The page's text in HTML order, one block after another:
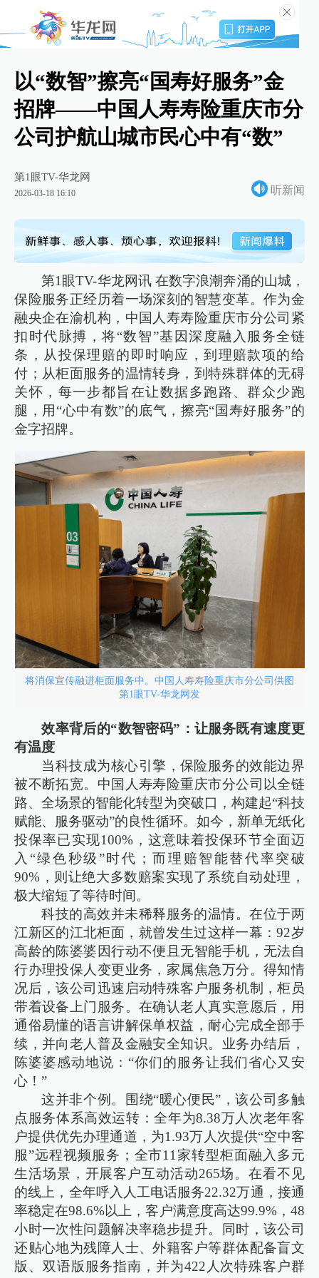
以“数智”擦亮“国寿好服务”金
招牌——中国人寿寿险重庆市分
公司护航山城市民心中有“数”
第1眼TV-华龙网
2026-03-18 16:10 听新闻
第1眼TV-华龙网讯 在数字浪潮奔涌的山城，
保险服务正经历着一场深刻的智慧变革。作为金
融央企在渝机构，中国人寿寿险重庆市分公司紧
扣时代脉搏，将“数智”基因深度融入服务全链
条，从投保理赔的即时响应，到理赔款项的给
付；从柜面服务的温情转身，到特殊群体的无碍
关怀，每一步都旨在让数据多跑路、群众少跑
腿，用“心中有数”的底气，擦亮“国寿好服务”的
金字招牌。
将消保宣传融进柜面服务中。中国人寿寿险重庆市分公司供图
第1眼TV-华龙网发
效率背后的“数智密码”：让服务既有速度更
有温度
当科技成为核心引擎，保险服务的效能边界
被不断拓宽。中国人寿寿险重庆市分公司以全链
路、全场景的智能化转型为突破口，构建起“科技
赋能、服务驱动”的良性循环。如今，新单无纸化
投保率已实现100%，这意味着投保环节全面迈
入“绿色秒级”时代；而理赔智能替代率突破
90%，则让绝大多数赔案实现了系统自动处理，
极大缩短了等待时间。
科技的高效并未稀释服务的温情。在位于两
江新区的江北柜面，就曾发生过这样一幕：92岁
高龄的陈婆婆因行动不便且无智能手机，无法自
行办理投保人变更业务，家属焦急万分。得知情
况后，该公司迅速启动特殊客户服务机制，柜员
带着设备上门服务。在确认老人真实意愿后，用
通俗易懂的语言讲解保单权益，耐心完成全部手
续，并向老人普及金融安全知识。业务办结后，
陈婆婆感动地说：“你们的服务让我们省心又安
心！”
这并非个例。围绕“暖心便民”，该公司多触
点服务体系高效运转：全年为8.38万人次老年客
户提供优先办理通道，为1.93万人次提供“空中客
服”远程视频服务；全市11家转型柜面融入多元
生活场景，开展客户互动活动265场。在看不见
的线上，全年呼入人工电话服务22.32万通，接通
率稳定在98.6%以上，客户满意度高达99.9%，48
小时一次性问题解决率稳步提升。同时，该公司
还贴心地为残障人士、外籍客户等群体配备盲文
版、双语版服务指南，并为422人次特殊客户群